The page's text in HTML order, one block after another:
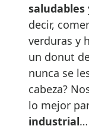
saludables
decir,
verduras y
un donut
nunca se
cabeza?
lo mejor
industrial…